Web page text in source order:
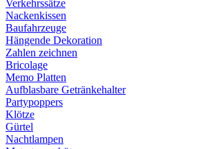
Verkehrssätze
Nackenkissen
Baufahrzeuge
Hängende Dekoration
Zahlen zeichnen
Bricolage
Memo Platten
Aufblasbare Getränkehalter
Partypoppers
Klötze
Gürtel
Nachtlampen